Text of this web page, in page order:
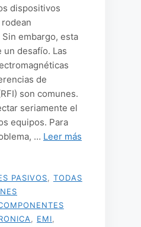
dispositivos
embargo, esta
desafío. Las
de
son comunes.
seriamente el
equipos. Para
… Leer más
PASIVOS
TODAS
EMI